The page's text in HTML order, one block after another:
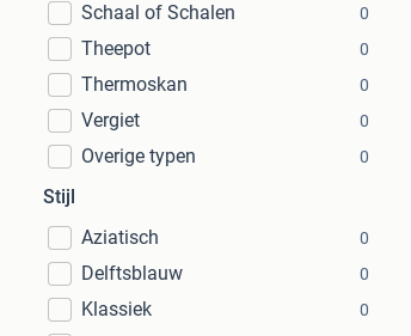
Schaal of Schalen 0
Theepot 0
Thermoskan 0
Vergiet 0
Overige typen 0
Stijl
Aziatisch
0
Delftsblauw 0
Klassiek 0